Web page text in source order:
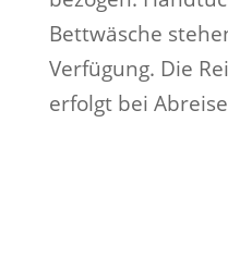
Bettwäsche
Verfügung. Die
erfolgt bei